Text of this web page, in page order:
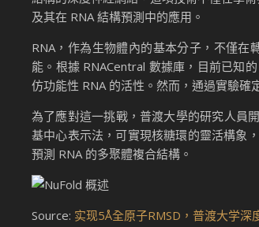
及其在 RNA 結構預測中的應用。
RNA，作為生物體內的基本分子，不僅在
能。根據 RNACentral 數據庫，目前已知
仿功能性 RNA 的活性。然而，通過實驗確
為了應對這一挑戰，普渡大學的研究人員
基中心表示法，可實現核糖環的靈活構象
預測 RNA 的多聚體複合結構。
Source: 实现5Å全原子RMSD，普渡大学